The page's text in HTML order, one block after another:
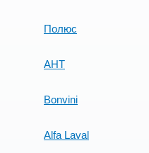
Полюс
AHT
Bonvini
Alfa Laval